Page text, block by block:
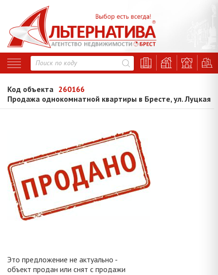
Код объекта 260166
Продажа однокомнатной квартиры в Бресте, ул. Луцкая
Это предложение не актуально -
объект продан или снят с продажи